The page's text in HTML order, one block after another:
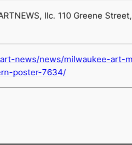
llc. 110 Greene
news/news/milwaukee-art-
poster-7634/